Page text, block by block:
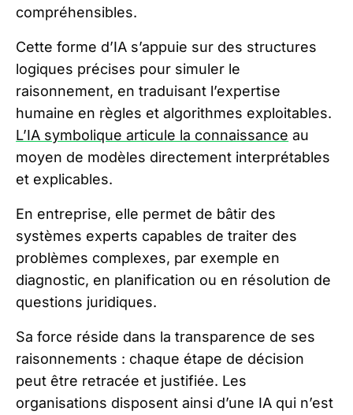
compréhensibles.
Cette forme d’IA s’appuie sur des structures
logiques précises pour simuler le
raisonnement, en traduisant l’expertise
humaine en règles et algorithmes exploitables.
L’IA symbolique articule la connaissance au
moyen de modèles directement interprétables
et explicables.
En entreprise, elle permet de bâtir des
systèmes experts capables de traiter des
problèmes complexes, par exemple en
diagnostic, en planification ou en résolution de
questions juridiques.
Sa force réside dans la transparence de ses
raisonnements : chaque étape de décision
peut être retracée et justifiée. Les
organisations disposent ainsi d’une IA qui n’est